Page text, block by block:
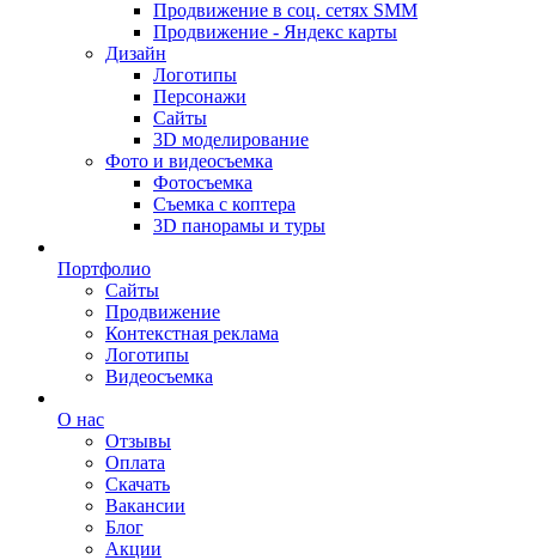
Продвижение в соц. сетях SMM
Продвижение - Яндекс карты
Дизайн
Логотипы
Персонажи
Сайты
3D моделирование
Фото и видеосъемка
Фотосъемка
Съемка с коптера
3D панорамы и туры
Портфолио
Сайты
Продвижение
Контекстная реклама
Логотипы
Видеосъемка
О нас
Отзывы
Оплата
Скачать
Вакансии
Блог
Акции